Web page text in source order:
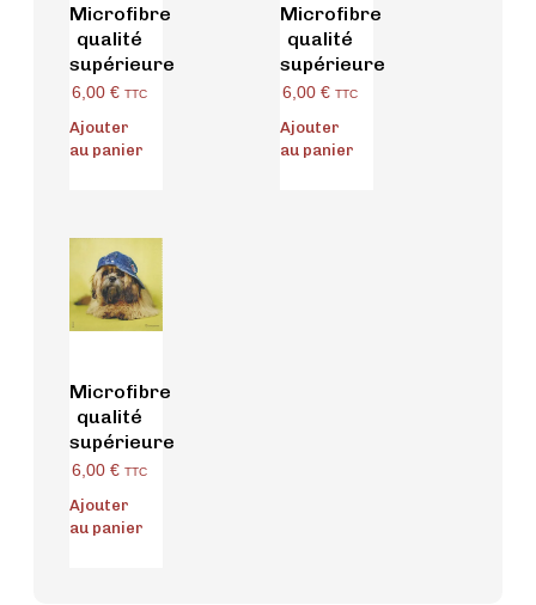
Microfibre
qualité
supérieure
6,00 € TTC
Ajouter
au panier
Microfibre
qualité
supérieure
6,00 € TTC
Ajouter
au panier
Microfibre
qualité
supérieure
6,00 € TTC
Ajouter
au panier